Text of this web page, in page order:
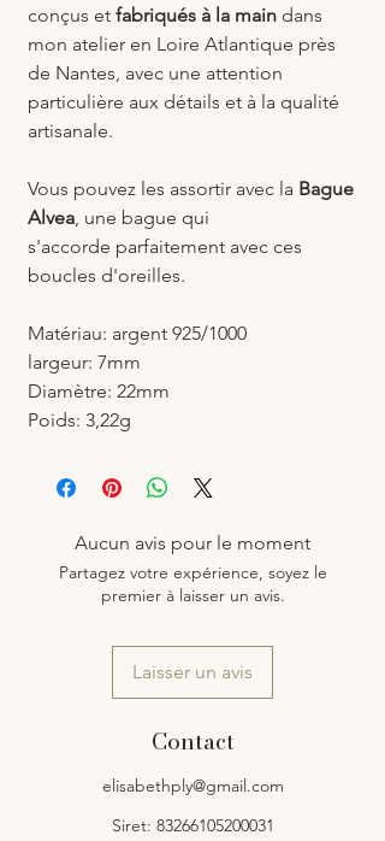
conçus et fabriqués à la main dans
mon atelier en Loire Atlantique près
de Nantes, avec une attention
particulière aux détails et à la qualité
artisanale.
Vous pouvez les assortir avec la Bague
Alvea, une bague qui
s'accorde parfaitement avec ces
boucles d'oreilles.
Matériau: argent 925/1000
largeur: 7mm
Diamètre: 22mm
Poids: 3,22g
Aucun avis pour le moment
Partagez votre expérience, soyez le
premier à laisser un avis.
Laisser un avis
Contact
elisabethply@gmail.com
Siret: 83266105200031